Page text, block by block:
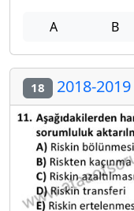
A B
18 2018-2019